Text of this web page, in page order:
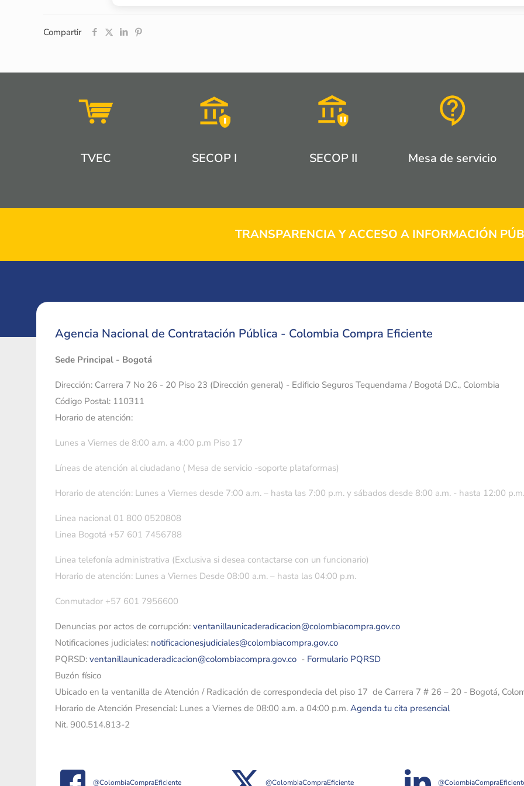
Compartir
TVEC SECOP I SECOP II Mesa de servicio
TRANSPARENCIA Y ACCESO A INFORMACIÓN
Agencia Nacional de Contratación Pública - Colombia Compra Eficiente
Sede Principal - Bogotá
Dirección: Carrera 7 No 26 - 20 Piso 23 (Dirección general) - Edificio Seguros Tequendama / Bogotá D.C., Colombia
Código Postal: 110311
Horario de atención:
Lunes a Viernes de 8:00 a.m. a 4:00 p.m Piso 17
Líneas de atención al ciudadano ( Mesa de servicio -soporte plataformas)
Horario de atención: Lunes a Viernes desde 7:00 a.m. – hasta las 7:00 p.m. y sábados desde 8:00 a.m. - hasta 12:00 p.m.
Linea nacional 01 800 0520808
Linea Bogotá +57 601 7456788
Linea telefonía administrativa (Exclusiva si desea contactarse con un funcionario)
Horario de atención: Lunes a Viernes Desde 08:00 a.m. – hasta las 04:00 p.m.
Conmutador +57 601 7956600
Denuncias por actos de corrupción: ventanillaunicaderadicacion@colombiacompra.gov.co
Notificaciones judiciales: notificacionesjudiciales@colombiacompra.gov.co
PQRSD: ventanillaunicaderadicacion@colombiacompra.gov.co - Formulario PQRSD
Buzón físico
Ubicado en la ventanilla de Atención / Radicación de correspondecia del piso 17 de Carrera 7 # 26 – 20 - Bogotá,
Horario de Atención Presencial: Lunes a Viernes de 08:00 a.m. a 04:00 p.m. Agenda tu cita presencial
Nit. 900.514.813-2
@ColombiaCompraEficiente @ColombiaCompraEficiente